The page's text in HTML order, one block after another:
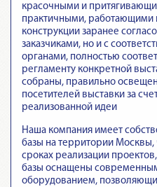
красочными и
практичными, работающими
конструкции заранее
заказчиками, но и с
органами, полностью
регламенту конкретной
собраны, правильно
посетителей выставки за
реализованной идеи
Наша компания имеет
базы на территории Москвы,
сроках реализации
базы оснащены
оборудованием,